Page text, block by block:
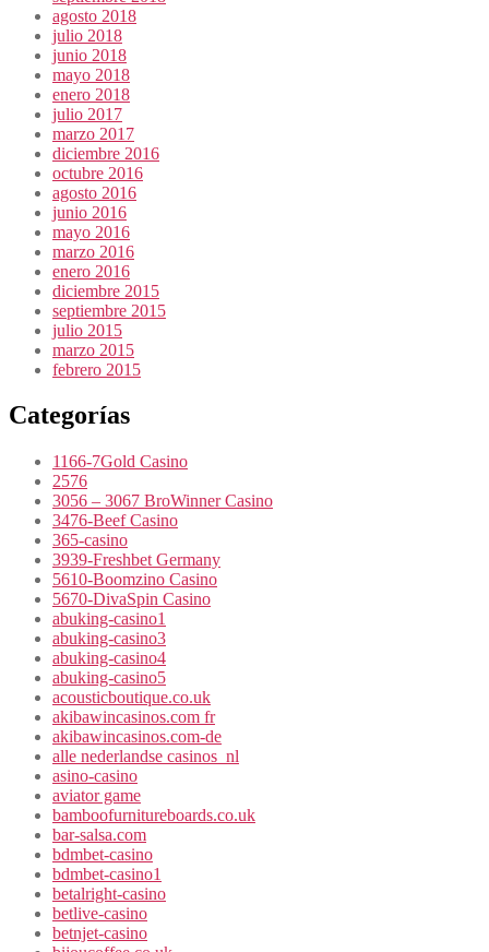
agosto 2018
julio 2018
junio 2018
mayo 2018
enero 2018
julio 2017
marzo 2017
diciembre 2016
octubre 2016
agosto 2016
junio 2016
mayo 2016
marzo 2016
enero 2016
diciembre 2015
septiembre 2015
julio 2015
marzo 2015
febrero 2015
Categorías
1166-7Gold Casino
2576
3056 – 3067 BroWinner Casino
3476-Beef Casino
365-casino
3939-Freshbet Germany
5610-Boomzino Casino
5670-DivaSpin Casino
abuking-casino1
abuking-casino3
abuking-casino4
abuking-casino5
acousticboutique.co.uk
akibawincasinos.com fr
akibawincasinos.com-de
alle nederlandse casinos_nl
asino-casino
aviator game
bamboofurnitureboards.co.uk
bar-salsa.com
bdmbet-casino
bdmbet-casino1
betalright-casino
betlive-casino
betnjet-casino